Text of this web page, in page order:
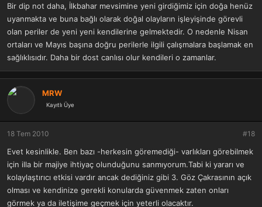
Bir dip not daha, İlkbahar mevsimine yeni girdiğimiz için doğa henüz
uyanmakta ve buna bağlı olarak doğal olayların işleyişinde görevli
olan periler de yeni yeni kendilerine gelmektedir. O nedenle Nisan
ortaları ve Mayıs başına doğru perilerle ilgili çalışmalara başlamak en
sağlıklısıdır. Daha bir dost canlısı olur kendileri o zamanlar.
MRW
Kayıtlı Üye
18 Tem 2010 #18
Evet kesinlikle. Ben bazı -herkesin göremediği- varlıkları görebilmek
için illa bir majiye ihtiyaç olunduğunu sanmıyorum.Tabi ki yararı ve
kolaylaştırıcı etkisi vardır ancak dediğiniz gibi 3. Göz Çakrasının açık
olması ve kendinize gerekli konularda güvenmek zaten onları
görmek ya da iletişime geçmek için yeterli olacaktır.